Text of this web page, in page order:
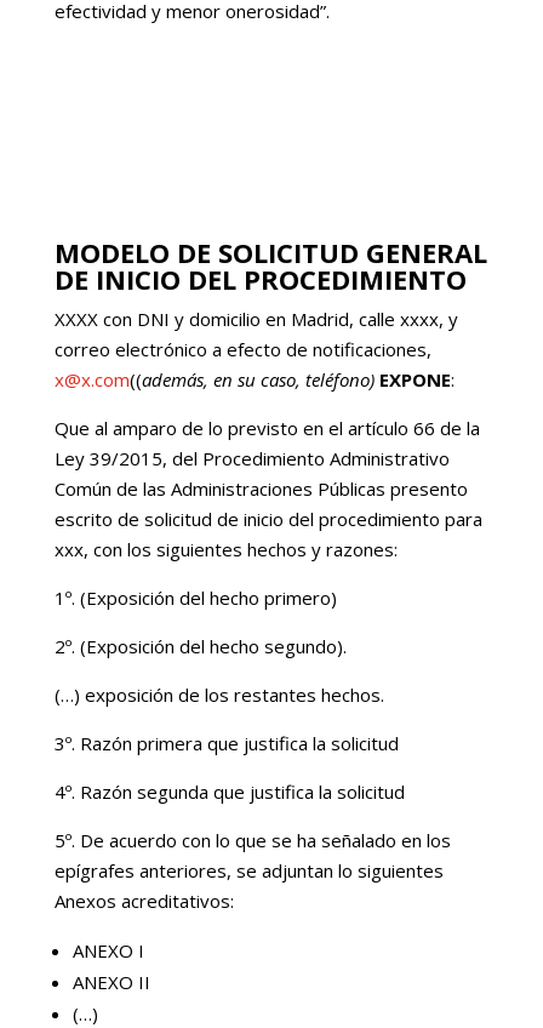
efectividad y menor onerosidad”.
MODELO DE SOLICITUD GENERAL
DE INICIO DEL PROCEDIMIENTO
XXXX con DNI y domicilio en Madrid, calle xxxx, y
correo electrónico a efecto de notificaciones,
x@x.com((además, en su caso, teléfono) EXPONE:
Que al amparo de lo previsto en el artículo 66 de la
Ley 39/2015, del Procedimiento Administrativo
Común de las Administraciones Públicas presento
escrito de solicitud de inicio del procedimiento para
xxx, con los siguientes hechos y razones:
1º. (Exposición del hecho primero)
2º. (Exposición del hecho segundo).
(…) exposición de los restantes hechos.
3º. Razón primera que justifica la solicitud
4º. Razón segunda que justifica la solicitud
5º. De acuerdo con lo que se ha señalado en los
epígrafes anteriores, se adjuntan lo siguientes
Anexos acreditativos:
ANEXO I
ANEXO II
(…)